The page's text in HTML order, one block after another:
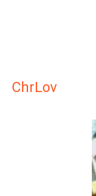
ChrLov